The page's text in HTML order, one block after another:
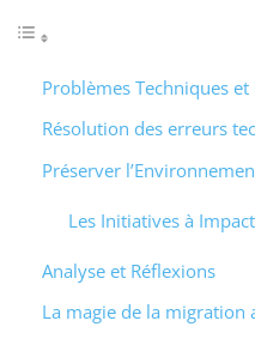
Problèmes Techniques et
Résolution des erreurs
Préserver
Les Initiatives à
Analyse et Réflexions
La magie de la migration